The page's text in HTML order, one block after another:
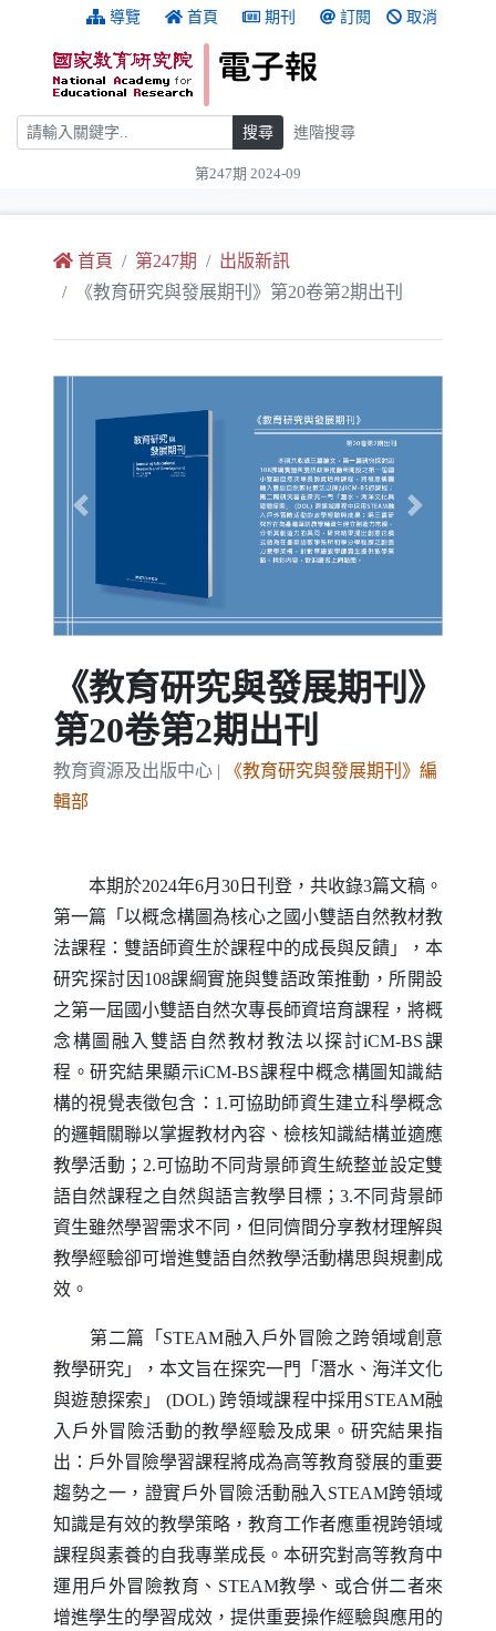
跳到主要內容 導覽 首頁 期刊 訂閱 取消
搜尋 搜尋 進階搜尋
第247期 2024-09
首頁 第247期
出版新訊
《教育研究與發展期刊》第20卷第2期出刊
Previous Next
《教育研究與發展期刊》
第20卷第2期出刊
教育資源及出版中心 |
《教育研究與發展期刊》編
輯部
本期於2024年6月30日刊登，共收錄3篇文稿。
第一篇「以概念構圖為核心之國小雙語自然教材教
法課程：雙語師資生於課程中的成長與反饋」，本
研究探討因108課綱實施與雙語政策推動，所開設
之第一屆國小雙語自然次專長師資培育課程，將概
念構圖融入雙語自然教材教法以探討iCM-BS課
程。研究結果顯示iCM-BS課程中概念構圖知識結
構的視覺表徵包含：1.可協助師資生建立科學概念
的邏輯關聯以掌握教材內容、檢核知識結構並適應
教學活動；2.可協助不同背景師資生統整並設定雙
語自然課程之自然與語言教學目標；3.不同背景師
資生雖然學習需求不同，但同儕間分享教材理解與
教學經驗卻可增進雙語自然教學活動構思與規劃成
效。
第二篇「 STEAM融入戶外冒險之跨領域創意
教學研究」，本文旨在探究一門「潛水、海洋文化
與遊憩探索」(DOL) 跨領域課程中採用 STEAM融
入戶外冒險活動的教學經驗及成果。研究結果指
出：戶外冒險學習課程將成為高等教育發展的重要
趨勢之一，證實戶外冒險活動融入 STEAM跨領域
知識是有效的教學策略，教育工作者應重視跨領域
課程與素養的自我專業成長。本研究對高等教育中
運用戶外冒險教育、 STEAM教學、或合併二者來
增進學生的學習成效，提供重要操作經驗與應用的